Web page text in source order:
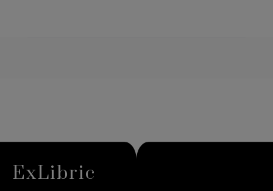
ExLibric